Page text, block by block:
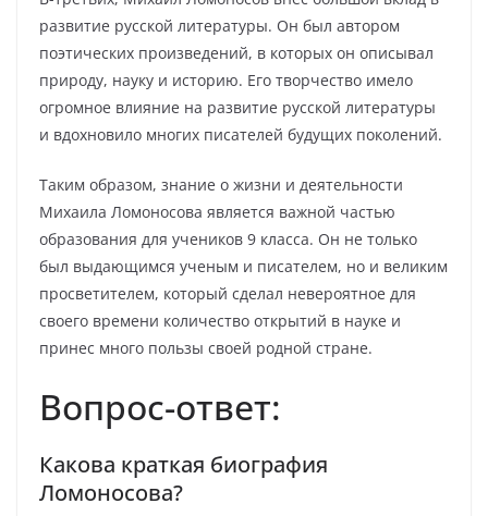
развитие русской литературы. Он был автором
поэтических произведений, в которых он описывал
природу, науку и историю. Его творчество имело
огромное влияние на развитие русской литературы
и вдохновило многих писателей будущих поколений.
Таким образом, знание о жизни и деятельности
Михаила Ломоносова является важной частью
образования для учеников 9 класса. Он не только
был выдающимся ученым и писателем, но и великим
просветителем, который сделал невероятное для
своего времени количество открытий в науке и
принес много пользы своей родной стране.
Вопрос-ответ:
Какова краткая биография
Ломоносова?